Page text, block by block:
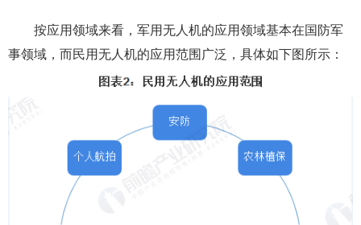
按应用领域来看，军用无人机的应用领域基本在国防军
事领域，而民用无人机的应用范围广泛，具体如下图所示：